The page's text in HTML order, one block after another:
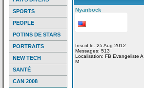
SPORTS
PEOPLE
POTINS DE STARS
PORTRAITS
NEW TECH
SANTÉ
CAN 2008
Nyanbock
Inscrit le: 25 Aug 2012
Messages: 513
Localisation: FB Evangeliste A
M